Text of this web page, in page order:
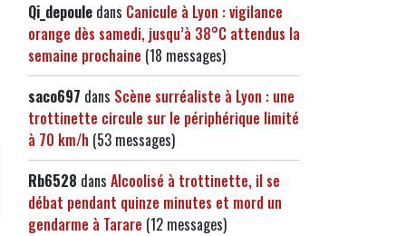
Qi_depoule dans Canicule à Lyon : vigilance
orange dès samedi, jusqu’à 38°C attendus la
semaine prochaine (18 messages)
saco697 dans Scène surréaliste à Lyon : une
trottinette circule sur le périphérique limité
à 70 km/h (53 messages)
Rb6528 dans Alcoolisé à trottinette, il se
débat pendant quinze minutes et mord un
gendarme à Tarare (12 messages)